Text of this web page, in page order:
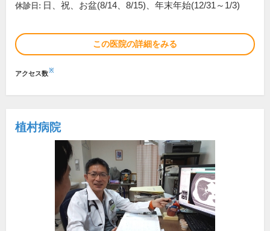
休診日: 日、祝、お盆(8/14、8/15)、年末年始(12/31～1/3)
この医院の詳細をみる
アクセス数※
植村病院